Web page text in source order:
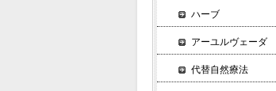
ハーブ
アーユルヴェーダ
代替自然療法